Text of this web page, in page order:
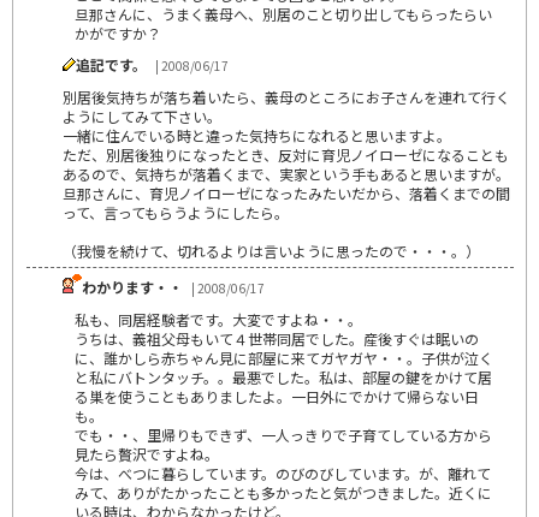
旦那さんに、うまく義母へ、別居のこと切り出してもらったらい
かがですか？
追記です。
| 2008/06/17
別居後気持ちが落ち着いたら、義母のところにお子さんを連れて行く
ようにしてみて下さい。
一緒に住んでいる時と違った気持ちになれると思いますよ。
ただ、別居後独りになったとき、反対に育児ノイローゼになることも
あるので、気持ちが落着くまで、実家という手もあると思いますが。
旦那さんに、育児ノイローゼになったみたいだから、落着くまでの間
って、言ってもらうようにしたら。
（我慢を続けて、切れるよりは言いように思ったので・・・。）
わかります・・
| 2008/06/17
私も、同居経験者です。大変ですよね・・。
うちは、義祖父母もいて４世帯同居でした。産後すぐは眠いの
に、誰かしら赤ちゃん見に部屋に来てガヤガヤ・・。子供が泣く
と私にバトンタッチ。。最悪でした。私は、部屋の鍵をかけて居
る巣を使うこともありましたよ。一日外にでかけて帰らない日
も。
でも・・、里帰りもできず、一人っきりで子育てしている方から
見たら贅沢ですよね。
今は、べつに暮らしています。のびのびしています。が、離れて
みて、ありがたかったことも多かったと気がつきました。近くに
いる時は、わからなかったけど。